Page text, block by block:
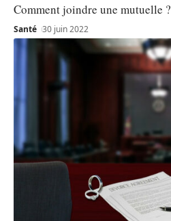
Comment joindre une mutuelle ?
Santé 30 juin 2022